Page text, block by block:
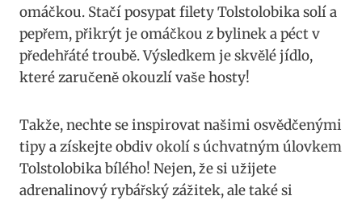
omáčkou. Stačí posypat ‍filety​ Tolstolobika solí ‌a
pepřem,‌ přikrýt je omáčkou z bylinek a‍ péct v
předehřáté troubě. Výsledkem je‍ skvělé jídlo,
které ⁤zaručeně okouzlí vaše ‌hosty!
Takže, nechte se inspirovat našimi osvědčenými
tipy a ⁢získejte obdiv okolí s úchvatným úlovkem
Tolstolobika bílého! Nejen,⁤ že si užijete​
adrenalinový rybářský zážitek, ale také si